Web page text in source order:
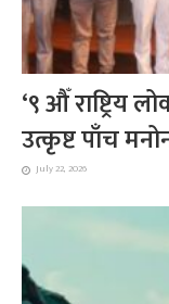
‘९ औँ राष्ट्रिय
उत्कृष्ट पाँच
July 22, 2026